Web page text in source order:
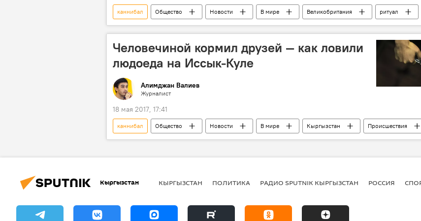
каннибал Общество Новости В мире Великобритания
ритуал
археология
Человечиной кормил друзей — как ловили
людоеда на Иссык-Куле
Алимджан Валиев
Журналист
18 мая 2017, 17:41
каннибал Общество Новости В мире Кыргызстан
Происшествия
Азия
Александр Зеличенко история милиционер
преступление
Кыргызстан КЫРГЫЗСТАН ПОЛИТИКА РАДИО SPUTNIK КЫРГЫЗСТАН РОССИЯ